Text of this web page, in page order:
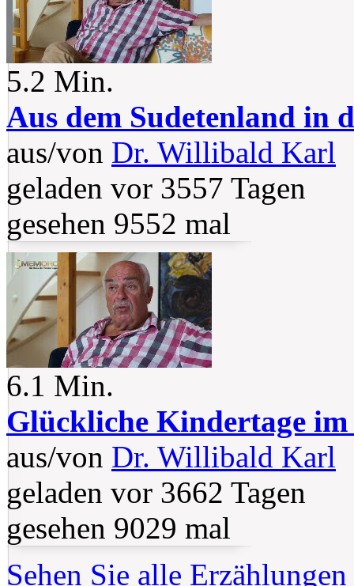
5.2 Min.
Aus dem Sudetenland in
aus/von Dr. Willibald Karl
geladen vor 3557 Tagen
gesehen 9552 mal
6.1 Min.
Glückliche Kindertage im
aus/von Dr. Willibald Karl
geladen vor 3662 Tagen
gesehen 9029 mal
Sehen Sie alle Erzählungen